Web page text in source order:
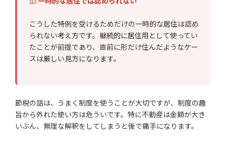
こうした特例を受けるためだけの一時的な居住は認め
られない考え方です。継続的に居住用として使ってい
たことが前提であり、直前に形だけ住んだようなケー
スは厳しい見方になります。
節税の話は、うまく制度を使うことが大切ですが、制度の趣
旨から外れた使い方は危ういです。特に不動産は金額が大き
いぶん、無理な解釈をしてしまうと後で痛手になります。